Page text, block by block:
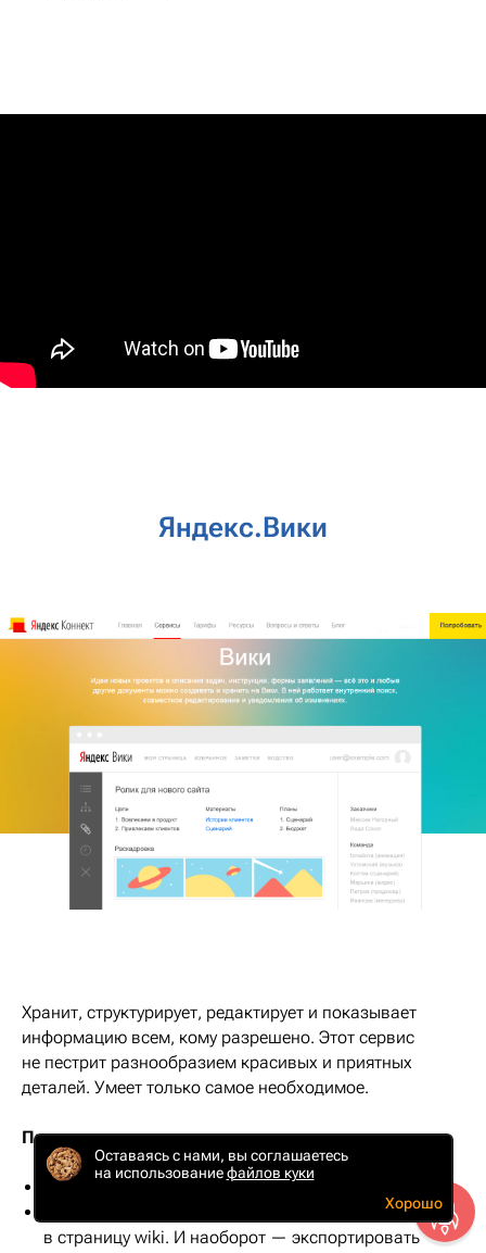
Яндекс.Вики
Хранит, структурирует, редактирует и показывает
информацию всем, кому разрешено. Этот сервис
не пестрит разнообразием красивых и приятных
деталей. Умеет только самое необходимое.
Преимущества:
Есть бесплатный тариф.
Можно преобразовывать документы с компьютера
в страницу wiki. И наоборот — экспортировать
Оставаясь с нами, вы соглашаетесь
на использованиефайлов куки
Хорошо